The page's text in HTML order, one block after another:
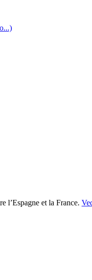
l’Espagne et la France.